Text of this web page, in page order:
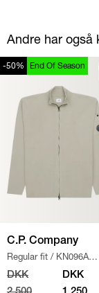
Andre har også
-50% End Of Season
C.P. Company
Regular fit / KN096A
110560A STRIK / SAND
DKK
DKK